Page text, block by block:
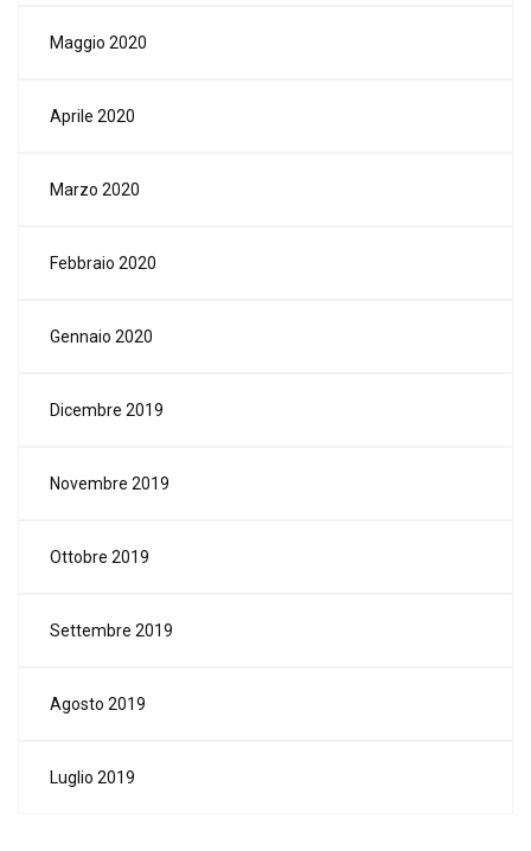
Maggio 2020
Aprile 2020
Marzo 2020
Febbraio 2020
Gennaio 2020
Dicembre 2019
Novembre 2019
Ottobre 2019
Settembre 2019
Agosto 2019
Luglio 2019